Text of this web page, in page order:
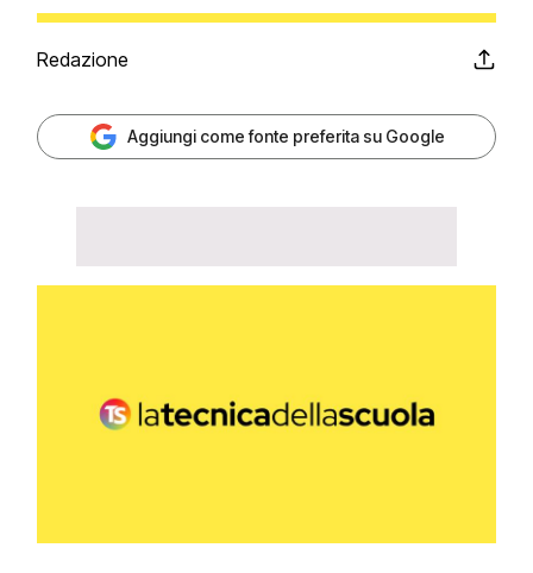
Redazione
Aggiungi come fonte preferita su Google